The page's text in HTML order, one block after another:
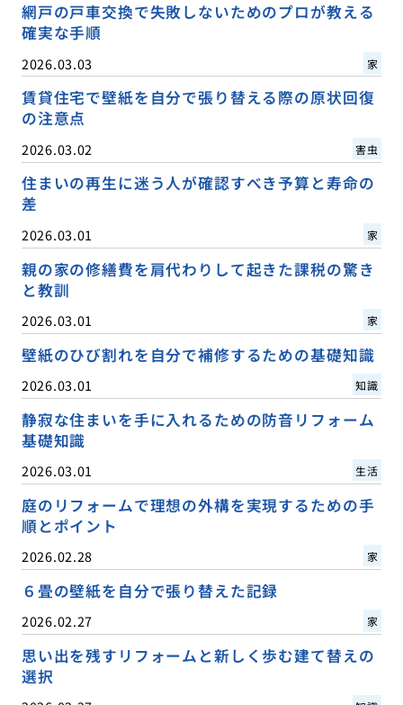
網戸の戸車交換で失敗しないためのプロが教える
確実な手順
2026.03.03 家
賃貸住宅で壁紙を自分で張り替える際の原状回復
の注意点
2026.03.02 害虫
住まいの再生に迷う人が確認すべき予算と寿命の
差
2026.03.01 家
親の家の修繕費を肩代わりして起きた課税の驚き
と教訓
2026.03.01 家
壁紙のひび割れを自分で補修するための基礎知識
2026.03.01 知識
静寂な住まいを手に入れるための防音リフォーム
基礎知識
2026.03.01 生活
庭のリフォームで理想の外構を実現するための手
順とポイント
2026.02.28 家
６畳の壁紙を自分で張り替えた記録
2026.02.27 家
思い出を残すリフォームと新しく歩む建て替えの
選択